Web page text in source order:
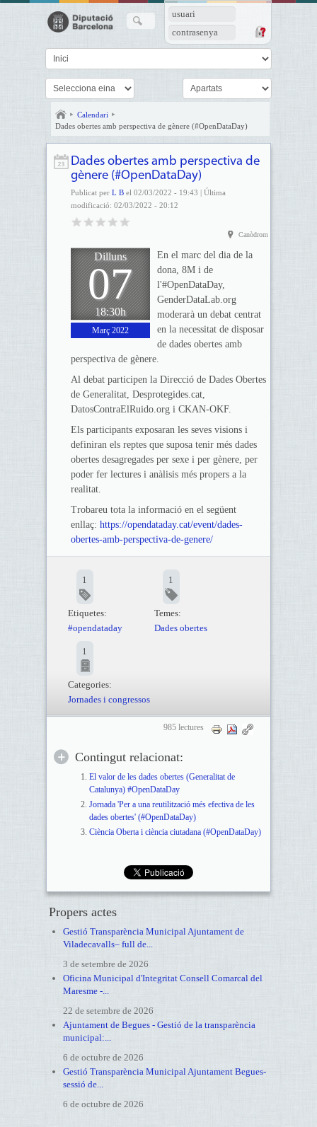
usuari
contrasenya
Calendari
Dades obertes amb perspectiva de gènere (#OpenDataDay)
Dades obertes amb perspectiva de
gènere (#OpenDataDay)
Publicat per L Bel 02/03/2022 - 19:43 | Última
modificació: 02/03/2022 - 20:12
Canòdrom
Dilluns
07
18:30h
Març 2022
En el marc del dia de la
dona, 8M i de
l'#OpenDataDay,
GenderDataLab.org
moderarà un debat centrat
en la necessitat de disposar
de dades obertes amb
perspectiva de gènere.
Al debat participen la Direcció de Dades Obertes
de Generalitat, Desprotegides.cat,
DatosContraElRuido.org i CKAN-OKF.
Els participants exposaran les seves visions i
definiran els reptes que suposa tenir més dades
obertes desagregades per sexe i per gènere, per
poder fer lectures i anàlisis més propers a la
realitat.
Trobareu tota la informació en el següent
enllaç: https://opendataday.cat/event/dades-
obertes-amb-perspectiva-de-genere/
1
Etiquetes:
#opendataday
1
Temes:
Dades obertes
1
Categories:
Jornades i congressos
985 lectures
Contingut relacionat:
El valor de les dades obertes (Generalitat de
Catalunya) #OpenDataDay
Jornada 'Per a una reutilització més efectiva de les
dades obertes' (#OpenDataDay)
Ciència Oberta i ciència ciutadana (#OpenDataDay)
Propers actes
Gestió Transparència Municipal Ajuntament de
Viladecavalls– full de...
3 de setembre de 2026
Oficina Municipal d'Integritat Consell Comarcal del
Maresme -...
22 de setembre de 2026
Ajuntament de Begues - Gestió de la transparència
municipal:...
6 de octubre de 2026
Gestió Transparència Municipal Ajuntament Begues-
sessió de...
6 de octubre de 2026